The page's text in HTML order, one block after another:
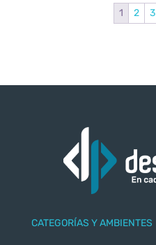
1 2 3
CATEGORÍAS Y AMBIENTES